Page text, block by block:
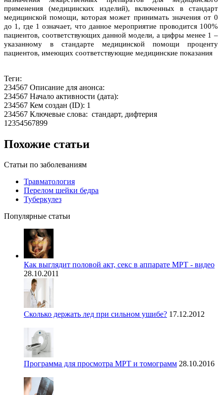
применения (медицинских изделий), включенных в стандарт
медицинской помощи, которая может принимать значения от 0
до 1, где 1 означает, что данное мероприятие проводится 100%
пациентов, соответствующих данной модели, а цифры менее 1 –
указанному в стандарте медицинской помощи проценту
пациентов, имеющих соответствующие медицинские показания
Теги:
234567 Описание для анонса:
234567 Начало активности (дата):
234567 Кем создан (ID): 1
234567 Ключевые слова: стандарт, дифтерия
12354567899
Похожие статьи
Статьи по заболеваниям
Травматология
Перелом шейки бедра
Туберкулез
Популярные статьи
Как выглядит половой акт, секс в аппарате МРТ - видео
28.10.2011
Сколько держать лед при сильном ушибе? 17.12.2012
Программа для просмотра МРТ и томограмм 28.10.2016